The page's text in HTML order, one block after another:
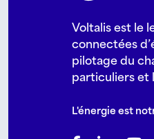
Voltalis est le
connectées
pilotage du
particuliers et
L'énergie est